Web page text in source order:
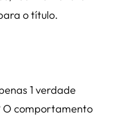
o título.
1 verdade
O comportamento